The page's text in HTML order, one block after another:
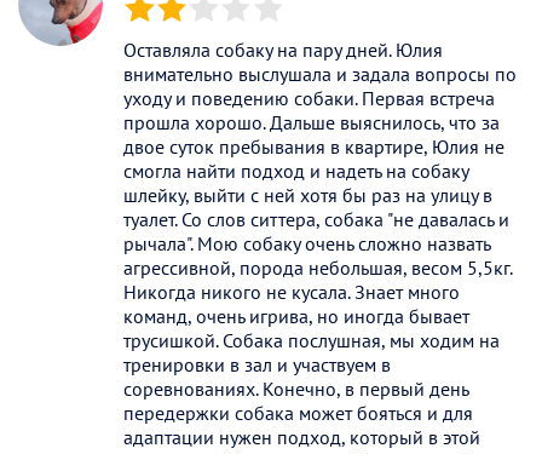
(*) (*) ( ) ( ) ( )
Оставляла собаку на пару дней. Юлия
внимательно выслушала и задала вопросы по
уходу и поведению собаки. Первая встреча
прошла хорошо. Дальше выяснилось, что за
двое суток пребывания в квартире, Юлия не
смогла найти подход и надеть на собаку
шлейку, выйти с ней хотя бы раз на улицу в
туалет. Со слов ситтера, собака "не давалась и
рычала". Мою собаку очень сложно назвать
агрессивной, порода небольшая, весом 5,5кг.
Никогда никого не кусала. Знает много
команд, очень игрива, но иногда бывает
трусишкой. Собака послушная, мы ходим на
тренировки в зал и участвуем в
соревнованиях. Конечно, в первый день
передержки собака может бояться и для
адаптации нужен подход, который в этой